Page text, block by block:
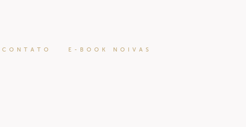
CONTATO E-BOOK NOIVAS